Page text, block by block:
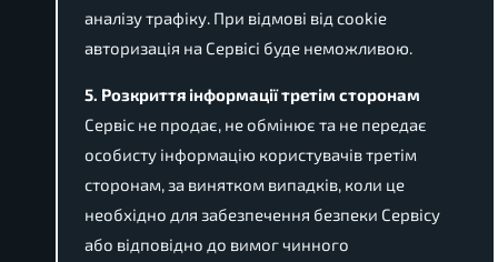
аналізу трафіку. При відмові від cookie
авторизація на Сервісі буде неможливою.
5. Розкриття інформації третім сторонам
Сервіс не продає, не обмінює та не передає
особисту інформацію користувачів третім
сторонам, за винятком випадків, коли це
необхідно для забезпечення безпеки Сервісу
або відповідно до вимог чинного